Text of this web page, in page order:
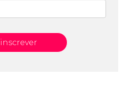
inscrever